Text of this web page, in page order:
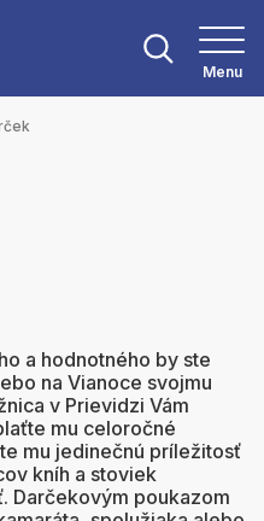
Menu
a hodnotného by ste
na Vianoce svojmu
v Prievidzi Vám
mu celoročné
mu jedinečnú príležitosť
kníh a stoviek
Darčekovým poukazom